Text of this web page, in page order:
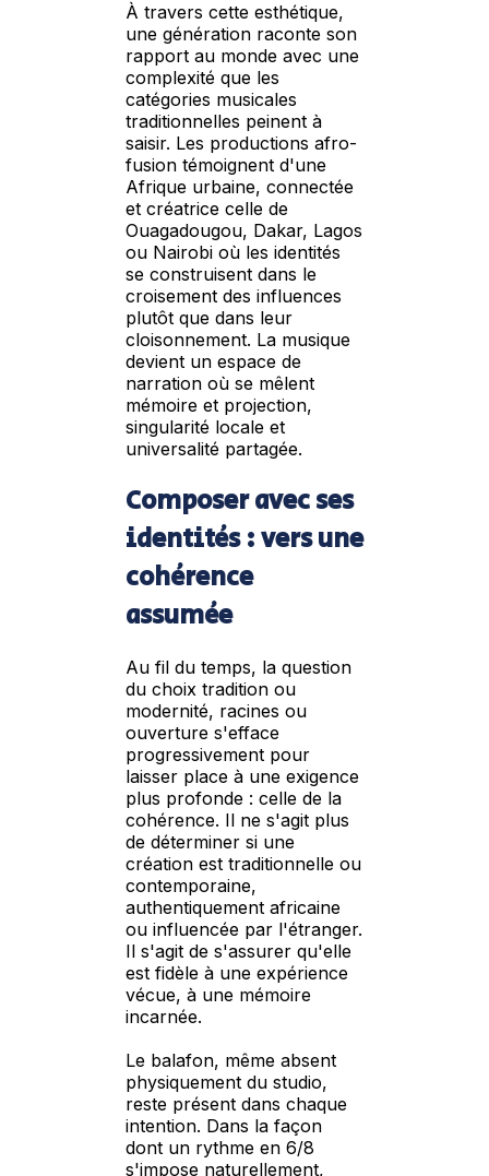
À travers cette esthétique,
une génération raconte son
rapport au monde avec une
complexité que les
catégories musicales
traditionnelles peinent à
saisir. Les productions afro-
fusion témoignent d'une
Afrique urbaine, connectée
et créatrice celle de
Ouagadougou, Dakar, Lagos
ou Nairobi où les identités
se construisent dans le
croisement des influences
plutôt que dans leur
cloisonnement. La musique
devient un espace de
narration où se mêlent
mémoire et projection,
singularité locale et
universalité partagée.
Composer avec ses
identités : vers une
cohérence
assumée
Au fil du temps, la question
du choix tradition ou
modernité, racines ou
ouverture s'efface
progressivement pour
laisser place à une exigence
plus profonde : celle de la
cohérence. Il ne s'agit plus
de déterminer si une
création est traditionnelle ou
contemporaine,
authentiquement africaine
ou influencée par l'étranger.
Il s'agit de s'assurer qu'elle
est fidèle à une expérience
vécue, à une mémoire
incarnée.
Le balafon, même absent
physiquement du studio,
reste présent dans chaque
intention. Dans la façon
dont un rythme en 6/8
s'impose naturellement,